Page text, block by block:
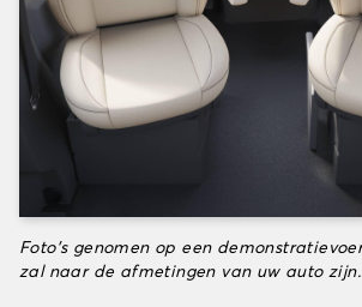
Foto's genomen op een
zal naar de afmetingen van uw auto zijn.